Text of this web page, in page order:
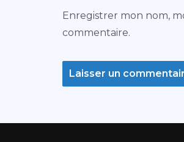
Enregistrer mon nom,
commentaire.